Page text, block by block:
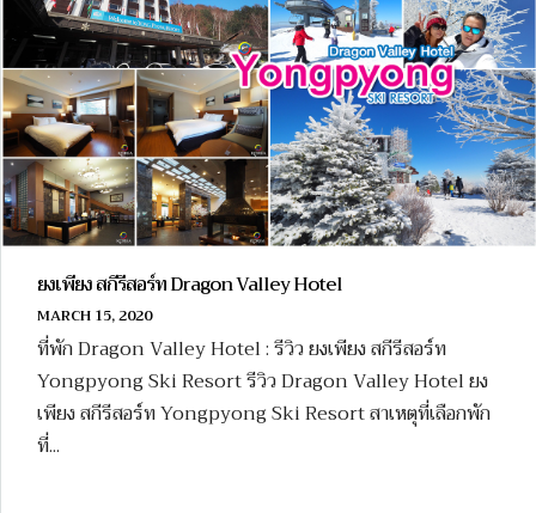
ยงเพียง สกีรีสอร์ท Dragon Valley Hotel
MARCH 15, 2020
ที่พัก Dragon Valley Hotel : รีวิว ยงเพียง สกีรีสอร์ท
Yongpyong Ski Resort รีวิว Dragon Valley Hotel ยง
เพียง สกีรีสอร์ท Yongpyong Ski Resort สาเหตุที่เลือกพัก
ที่...